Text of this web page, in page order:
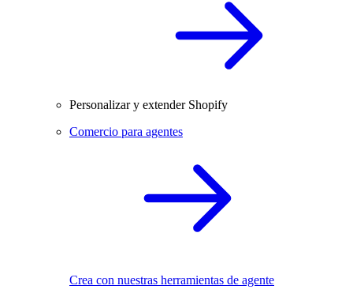
Personalizar y extender Shopify
Comercio para agentes
Crea con nuestras herramientas de agente